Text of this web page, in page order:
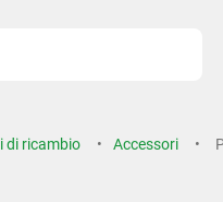
di ricambio Accessori